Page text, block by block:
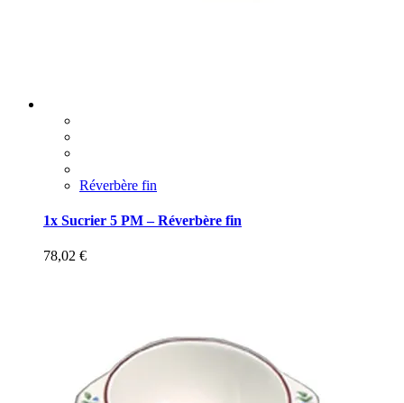
Réverbère fin
1x Sucrier 5 PM – Réverbère fin
78,02 €